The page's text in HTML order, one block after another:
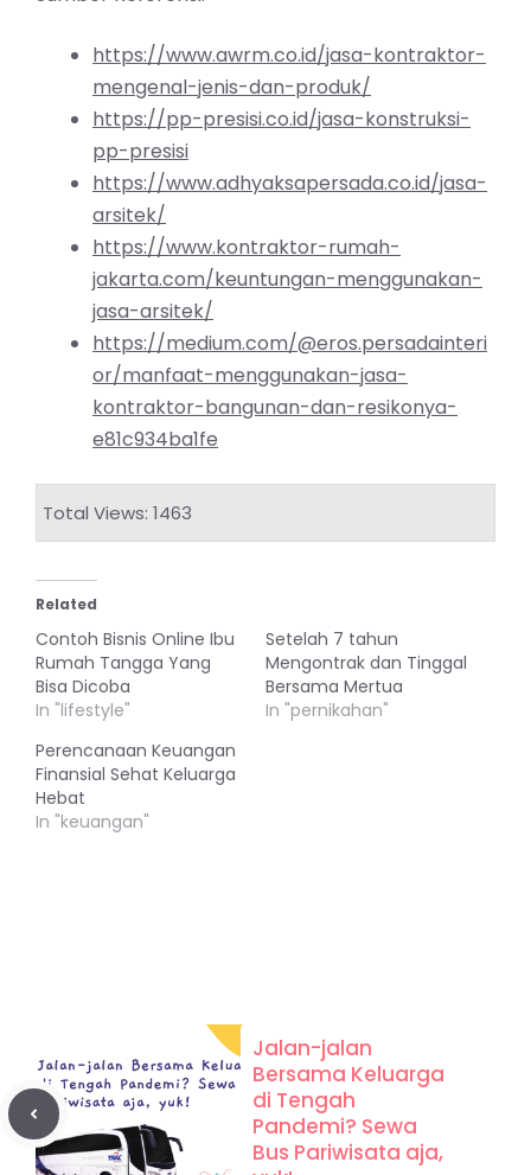
https://www.awrm.co.id/jasa-kontraktor-
mengenal-jenis-dan-produk/
https://pp-presisi.co.id/jasa-konstruksi-
pp-presisi
https://www.adhyaksapersada.co.id/jasa-
arsitek/
https://www.kontraktor-rumah-
jakarta.com/keuntungan-menggunakan-
jasa-arsitek/
https://medium.com/@eros.persadainteri
or/manfaat-menggunakan-jasa-
kontraktor-bangunan-dan-resikonya-
e81c934ba1fe
Total Views: 1463
Related
Contoh Bisnis Online Ibu
Rumah Tangga Yang
Bisa Dicoba
In "lifestyle"
Setelah 7 tahun
Mengontrak dan Tinggal
Bersama Mertua
In "pernikahan"
Perencanaan Keuangan
Finansial Sehat Keluarga
Hebat
In "keuangan"
Jalan-jalan
Bersama Keluarga
di Tengah
Pandemi? Sewa
Bus Pariwisata aja,